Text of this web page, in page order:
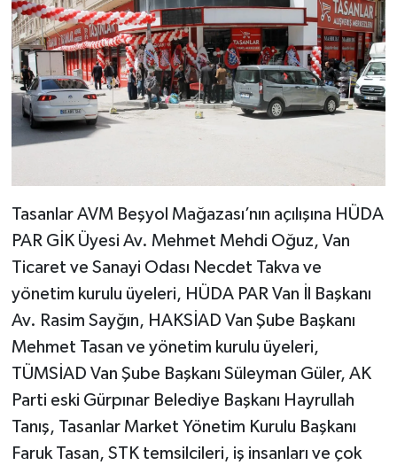
Tasanlar AVM Beşyol Mağazası’nın açılışına HÜDA
PAR GİK Üyesi Av. Mehmet Mehdi Oğuz, Van
Ticaret ve Sanayi Odası Necdet Takva ve
yönetim kurulu üyeleri, HÜDA PAR Van İl Başkanı
Av. Rasim Sayğın, HAKSİAD Van Şube Başkanı
Mehmet Tasan ve yönetim kurulu üyeleri,
TÜMSİAD Van Şube Başkanı Süleyman Güler, AK
Parti eski Gürpınar Belediye Başkanı Hayrullah
Tanış, Tasanlar Market Yönetim Kurulu Başkanı
Faruk Tasan, STK temsilcileri, iş insanları ve çok